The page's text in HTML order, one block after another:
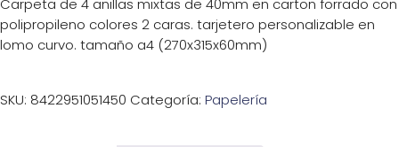
polipropileno colores 2 caras. tarjetero personalizable en
lomo curvo. tamaño a4 (270x315x60mm)
SKU: 8422951051450 Categoría: Papelería